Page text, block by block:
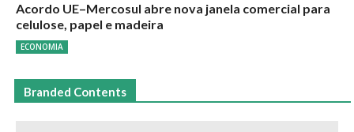
Acordo UE–Mercosul abre nova janela comercial para
celulose, papel e madeira
ECONOMIA
Branded Contents